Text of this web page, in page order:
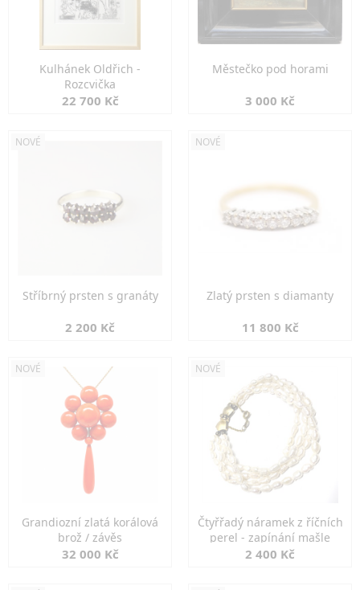
Kulhánek Oldřich -
Rozcvička
22 700 Kč
Městečko pod horami
3 000 Kč
NOVÉ
Stříbrný prsten s granáty
2 200 Kč
NOVÉ
Zlatý prsten s diamanty
11 800 Kč
NOVÉ
Grandiozní zlatá korálová
brož / závěs
32 000 Kč
NOVÉ
Čtyřřadý náramek z říčních
perel - zapínání mašle
2 400 Kč